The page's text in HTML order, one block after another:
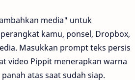
media" untuk
kamu, ponsel, Dropbox,
Masukkan prompt teks persis
video Pippit menerapkan warna
atas saat sudah siap.